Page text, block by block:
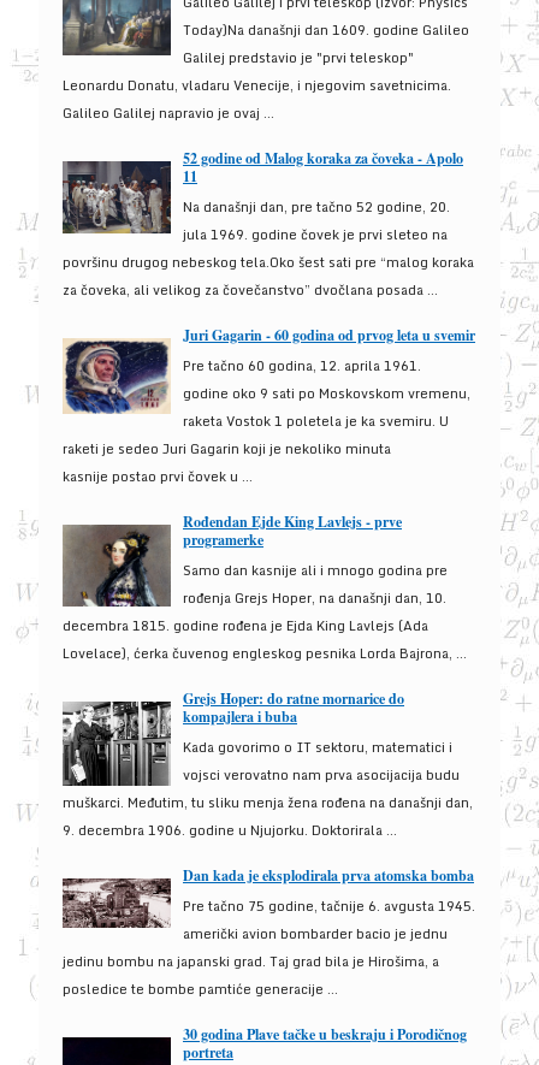
Today)Na današnji dan 1609. godine Galileo
Galilej predstavio je "prvi teleskop"
Leonardu Donatu, vladaru Venecije, i njegovim savetnicima.
Galileo Galilej napravio je ovaj ...
52 godine od Malog koraka za čoveka - Apolo
11
Na današnji dan, pre tačno 52 godine, 20.
jula 1969. godine čovek je prvi sleteo na
površinu drugog nebeskog tela.Oko šest sati pre “malog koraka
za čoveka, ali velikog za čovečanstvo” dvočlana posada ...
Juri Gagarin - 60 godina od prvog leta u svemir
Pre tačno 60 godina, 12. aprila 1961.
godine oko 9 sati po Moskovskom vremenu,
raketa Vostok 1 poletela je ka svemiru. U
raketi je sedeo Juri Gagarin koji je nekoliko minuta
kasnije postao prvi čovek u ...
Rođendan Ejde King Lavlejs - prve
programerke
Samo dan kasnije ali i mnogo godina pre
rođenja Grejs Hoper, na današnji dan, 10.
decembra 1815. godine rođena je Ejda King Lavlejs (Ada
Lovelace), ćerka čuvenog engleskog pesnika Lorda Bajrona, ...
Grejs Hoper: do ratne mornarice do
kompajlera i buba
Kada govorimo o IT sektoru, matematici i
vojsci verovatno nam prva asocijacija budu
muškarci. Međutim, tu sliku menja žena rođena na današnji dan,
9. decembra 1906. godine u Njujorku. Doktorirala ...
Dan kada je eksplodirala prva atomska bomba
Pre tačno 75 godine, tačnije 6. avgusta 1945.
američki avion bombarder bacio je jednu
jedinu bombu na japanski grad. Taj grad bila je Hirošima, a
posledice te bombe pamtiće generacije ...
30 godina Plave tačke u beskraju i Porodičnog
portreta